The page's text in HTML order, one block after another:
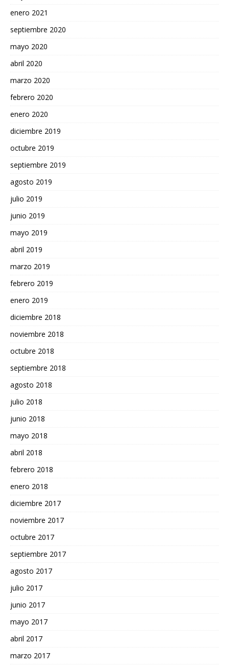
enero 2021
septiembre 2020
mayo 2020
abril 2020
marzo 2020
febrero 2020
enero 2020
diciembre 2019
octubre 2019
septiembre 2019
agosto 2019
julio 2019
junio 2019
mayo 2019
abril 2019
marzo 2019
febrero 2019
enero 2019
diciembre 2018
noviembre 2018
octubre 2018
septiembre 2018
agosto 2018
julio 2018
junio 2018
mayo 2018
abril 2018
febrero 2018
enero 2018
diciembre 2017
noviembre 2017
octubre 2017
septiembre 2017
agosto 2017
julio 2017
junio 2017
mayo 2017
abril 2017
marzo 2017